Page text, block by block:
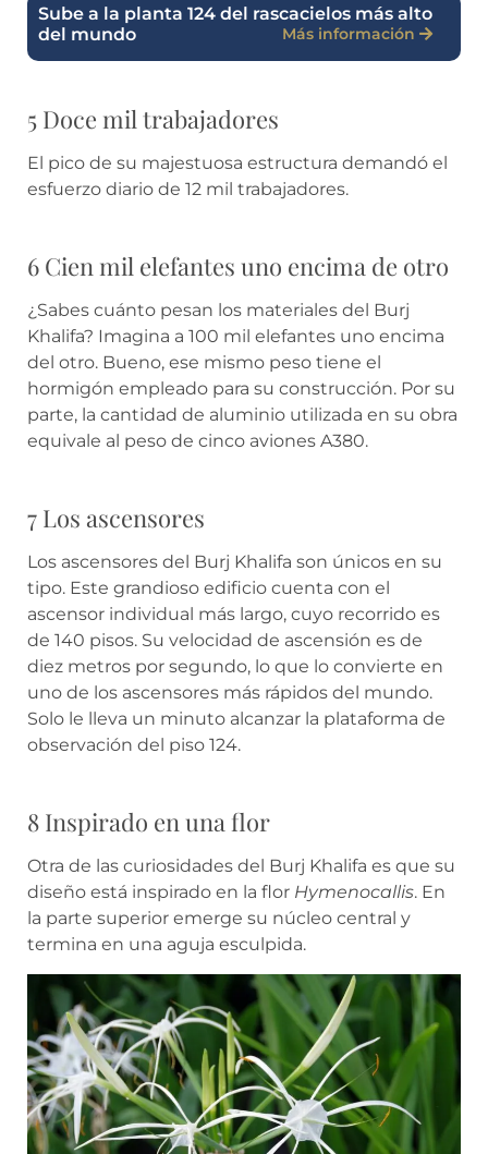
Sube a la planta 124 del rascacielos más alto
del mundo
Más información
5 Doce mil trabajadores
El pico de su majestuosa estructura demandó el
esfuerzo diario de 12 mil trabajadores.
6 Cien mil elefantes uno encima de otro
¿Sabes cuánto pesan los materiales del Burj
Khalifa? Imagina a 100 mil elefantes uno encima
del otro. Bueno, ese mismo peso tiene el
hormigón empleado para su construcción. Por su
parte, la cantidad de aluminio utilizada en su obra
equivale al peso de cinco aviones A380.
7 Los ascensores
Los ascensores del Burj Khalifa son únicos en su
tipo. Este grandioso edificio cuenta con el
ascensor individual más largo, cuyo recorrido es
de 140 pisos. Su velocidad de ascensión es de
diez metros por segundo, lo que lo convierte en
uno de los ascensores más rápidos del mundo.
Solo le lleva un minuto alcanzar la plataforma de
observación del piso 124.
8 Inspirado en una flor
Otra de las curiosidades del Burj Khalifa es que su
diseño está inspirado en la flor Hymenocallis. En
la parte superior emerge su núcleo central y
termina en una aguja esculpida.